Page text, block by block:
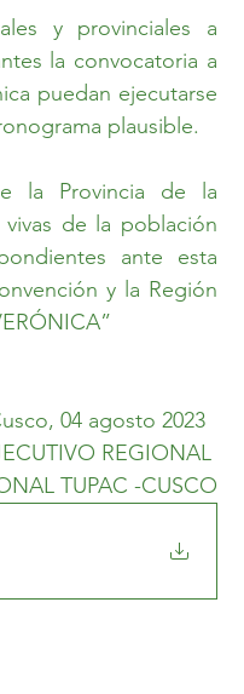
y provinciales a
la convocatoria a
puedan ejecutarse
plausible.
la Provincia de la
de la población
ante esta
y la Región
04 agosto 2023
REGIONAL
TUPAC -CUSCO